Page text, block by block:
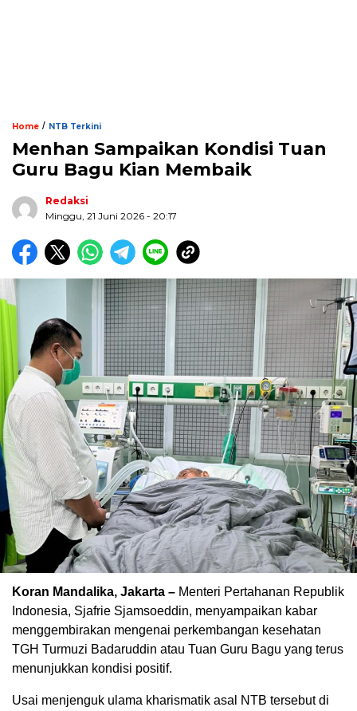
Home / NTB Terkini
Menhan Sampaikan Kondisi Tuan
Guru Bagu Kian Membaik
Redaksi
Minggu, 21 Juni 2026 - 20:17
Koran Mandalika, Jakarta – Menteri Pertahanan Republik
Indonesia, Sjafrie Sjamsoeddin, menyampaikan kabar
menggembirakan mengenai perkembangan kesehatan
TGH Turmuzi Badaruddin atau Tuan Guru Bagu yang terus
menunjukkan kondisi positif.
Usai menjenguk ulama kharismatik asal NTB tersebut di